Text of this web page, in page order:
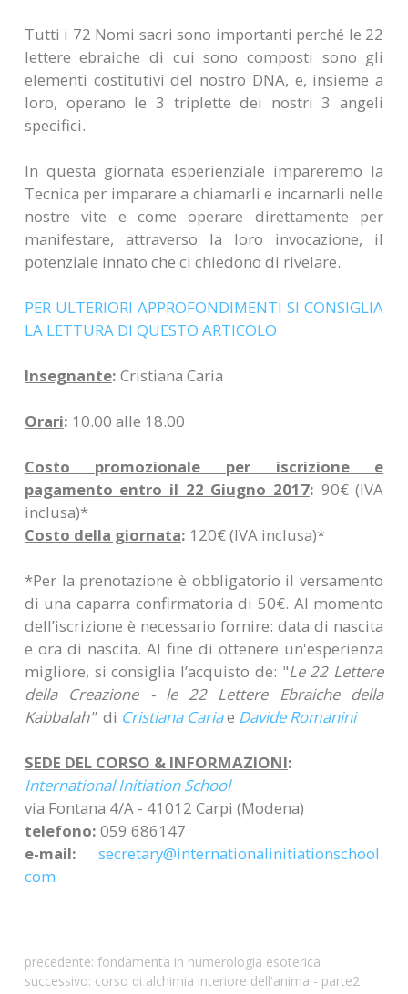
Tutti i 72 Nomi sacri sono importanti perché le 22
lettere ebraiche di cui sono composti sono gli
elementi costitutivi del nostro DNA, e, insieme a
loro, operano le 3 triplette dei nostri 3 angeli
specifici.
In questa giornata esperienziale impareremo la
Tecnica per imparare a chiamarli e incarnarli nelle
nostre vite e come operare direttamente per
manifestare, attraverso la loro invocazione, il
potenziale innato che ci chiedono di rivelare.
PER ULTERIORI APPROFONDIMENTI SI CONSIGLIA
LA LETTURA DI QUESTO ARTICOLO
Insegnante: Cristiana Caria
Orari: 10.00 alle 18.00
Costo promozionale per iscrizione e
pagamento entro il 22 Giugno 2017: 90€ (IVA
inclusa)*
Costo della giornata: 120€ (IVA inclusa)*
*Per la prenotazione è obbligatorio il versamento
di una caparra confirmatoria di 50€. Al momento
dell’iscrizione è necessario fornire: data di nascita
e ora di nascita. Al fine di ottenere un'esperienza
migliore, si consiglia l’acquisto de: "Le 22 Lettere
della Creazione - le 22 Lettere Ebraiche della
Kabbalah"di Cristiana Cariae Davide Romanini
SEDE DEL CORSO & INFORMAZIONI:
International Initiation School
via Fontana 4/A - 41012 Carpi (Modena)
telefono: 059 686147
e-mail:
secretary@internationalinitiationschool.
com
precedente: fondamenta in numerologia esoterica
successivo: corso di alchimia interiore dell'anima - parte2